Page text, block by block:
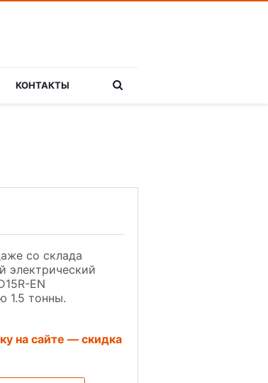
КОНТАКТЫ
со склада
электрический
EN
1.5 тонны.
на сайте — скидка